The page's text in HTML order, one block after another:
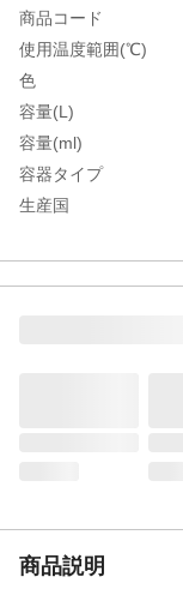
商品コード
使用温度範囲(℃)
色
容量(L)
容量(ml)
容器タイプ
生産国
材質1
商品説明